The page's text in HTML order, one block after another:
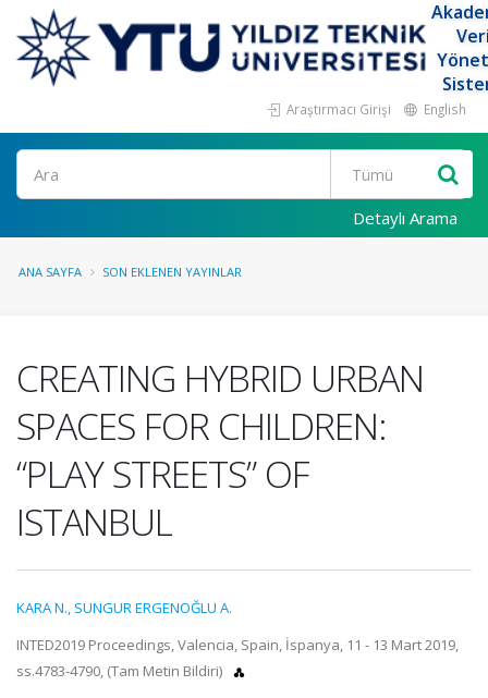
Araştırmacı Girişi English
Ara
Detaylı Arama
ANA SAYFA SON EKLENEN YAYINLAR
CREATING HYBRID URBAN
SPACES FOR CHILDREN:
“PLAY STREETS” OF
ISTANBUL
KARA N., SUNGUR ERGENOĞLU A.
INTED2019 Proceedings, Valencia, Spain, İspanya, 11 - 13 Mart 2019,
ss.4783-4790, (Tam Metin Bildiri)